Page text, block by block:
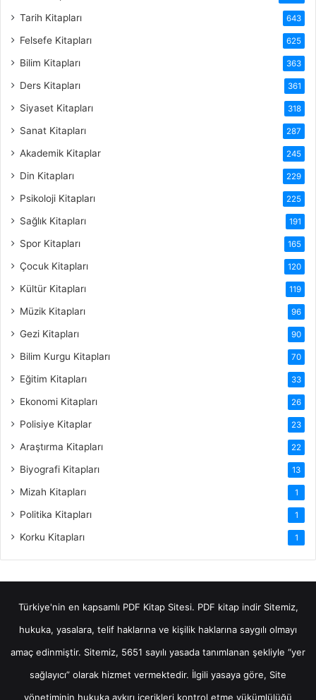
Tarih Kitapları 643
Felsefe Kitapları 625
Bilim Kitapları 363
Ders Kitapları 361
Siyaset Kitapları 318
Sanat Kitapları 287
Akademik Kitaplar 245
Din Kitapları 229
Psikoloji Kitapları 225
Sağlık Kitapları 191
Spor Kitapları 165
Çocuk Kitapları 120
Kültür Kitapları 119
Müzik Kitapları 96
Gezi Kitapları 90
Bilim Kurgu Kitapları 70
Eğitim Kitapları 33
Ekonomi Kitapları 26
Polisiye Kitaplar 23
Araştırma Kitapları 22
Biyografi Kitapları 13
Mizah Kitapları 1
Politika Kitapları 1
Korku Kitapları 1
Türkiye'nin en kapsamlı PDF Kitap Sitesi. PDF kitap indirSitemiz,
hukuka, yasalara, telif haklarına ve kişilik haklarına saygılı olmayı
amaç edinmiştir. Sitemiz, 5651 sayılı yasada tanımlanan şekliyle “yer
sağlayıcı” olarak hizmet vermektedir. İlgili yasaya göre, Site
yönetiminin hukuka aykırı içerikleri kontrol etme yükümlülüğü